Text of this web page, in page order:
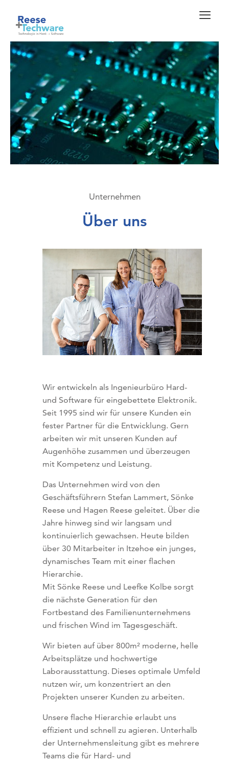
Unternehmen
Über uns
Wir entwickeln als Ingenieurbüro Hard-
und Software für eingebettete Elektronik.
Seit 1995 sind wir für unsere Kunden ein
fester Partner für die Entwicklung. Gern
arbeiten wir mit unseren Kunden auf
Augenhöhe zusammen und überzeugen
mit Kompetenz und Leistung.
Das Unternehmen wird von den
Geschäftsführern Stefan Lammert, Sönke
Reese und Hagen Reese geleitet. Über die
Jahre hinweg sind wir langsam und
kontinuierlich gewachsen. Heute bilden
über 30 Mitarbeiter in Itzehoe ein junges,
dynamisches Team mit einer flachen
Hierarchie.
Mit Sönke Reese und Leefke Kolbe sorgt
die nächste Generation für den
Fortbestand des Familienunternehmens
und frischen Wind im Tagesgeschäft.
Wir bieten auf über 800m² moderne, helle
Arbeitsplätze und hochwertige
Laborausstattung. Dieses optimale Umfeld
nutzen wir, um konzentriert an den
Projekten unserer Kunden zu arbeiten.
Unsere flache Hierarchie erlaubt uns
effizient und schnell zu agieren. Unterhalb
der Unternehmensleitung gibt es mehrere
Teams die für Hard- und